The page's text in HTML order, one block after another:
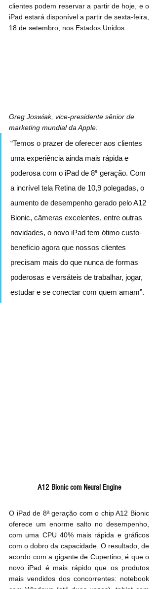
clientes podem reservar a partir de hoje, e o
iPad estará disponível a partir de sexta-feira,
18 de setembro, nos Estados Unidos.
Greg Joswiak, vice-presidente sênior de
marketing mundial da Apple:
“Temos o prazer de oferecer aos clientes
uma experiência ainda mais rápida e
poderosa com o iPad de 8ª geração. Com
a incrível tela Retina de 10,9 polegadas, o
aumento de desempenho gerado pelo A12
Bionic, câmeras excelentes, entre outras
novidades, o novo iPad tem ótimo custo-
benefício agora que nossos clientes
precisam mais do que nunca de formas
poderosas e versáteis de trabalhar, jogar,
estudar e se conectar com quem amam”.
A12 Bionic com Neural Engine
O iPad de 8ª geração com o chip A12 Bionic
oferece um enorme salto no desempenho,
com uma CPU 40% mais rápida e gráficos
com o dobro da capacidade. O resultado, de
acordo com a gigante de Cupertino, é que o
novo iPad é mais rápido que os produtos
mais vendidos dos concorrentes: notebook